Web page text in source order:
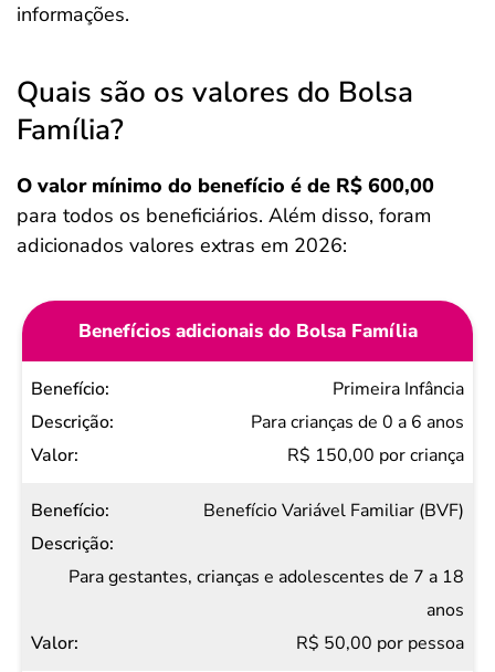
informações.
Quais são os valores do Bolsa
Família?
O valor mínimo do benefício é de R$ 600,00
para todos os beneficiários. Além disso, foram
adicionados valores extras em 2026:
Benefícios adicionais do Bolsa Família
Benefício
Descrição
Valor
Primeira Infância
Para crianças de 0 a 6 anos
R$ 150,00 por criança
Benefício Variável Familiar (BVF)
Para gestantes, crianças e adolescentes de 7 a 18
anos
R$ 50,00 por pessoa